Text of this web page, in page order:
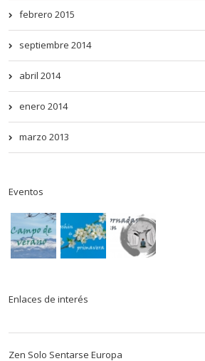
febrero 2015
septiembre 2014
abril 2014
enero 2014
marzo 2013
Eventos
Enlaces de interés
Zen Solo Sentarse Europa